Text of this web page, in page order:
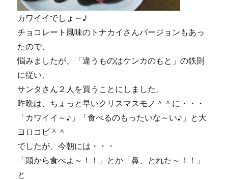
カワイイでしょ～♪
チョコレート風味のトナカイさんバージョンもあっ
たので、
悩みましたが、「違うものはケンカのもと」の鉄則
に従い、
サンタさん２人を買うことにしました。
昨晩は、ちょっと早いクリスマスモノ＾＾に・・・
「カワイイ～♪」「食べるのもったいな～い♪」と大
ヨロコビ＾＾
でしたが、今朝には・・・
「頭から食べよ～！！」とか「鼻、とれた～！！」
と